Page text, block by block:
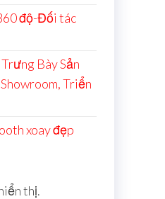
độ-Đối tác
Bày Sản
Triển
xoay đẹp
thị.